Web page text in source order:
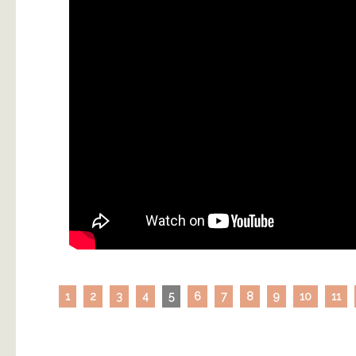
1 2 3 4 5 6 7 8 9 10 11